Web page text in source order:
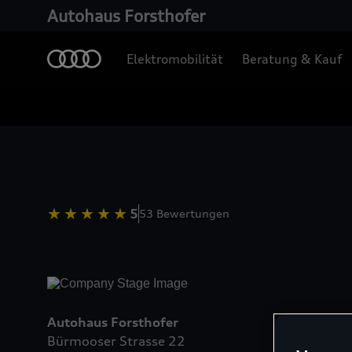
Autohaus Forsthofer
Elektromobilität Beratung & Kauf
553 Bewertungen
Autohaus Forsthofer
Bürmooser Strasse 22